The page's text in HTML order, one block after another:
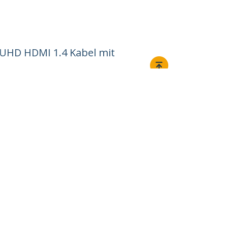
HDMI 1.4 Kabel mit